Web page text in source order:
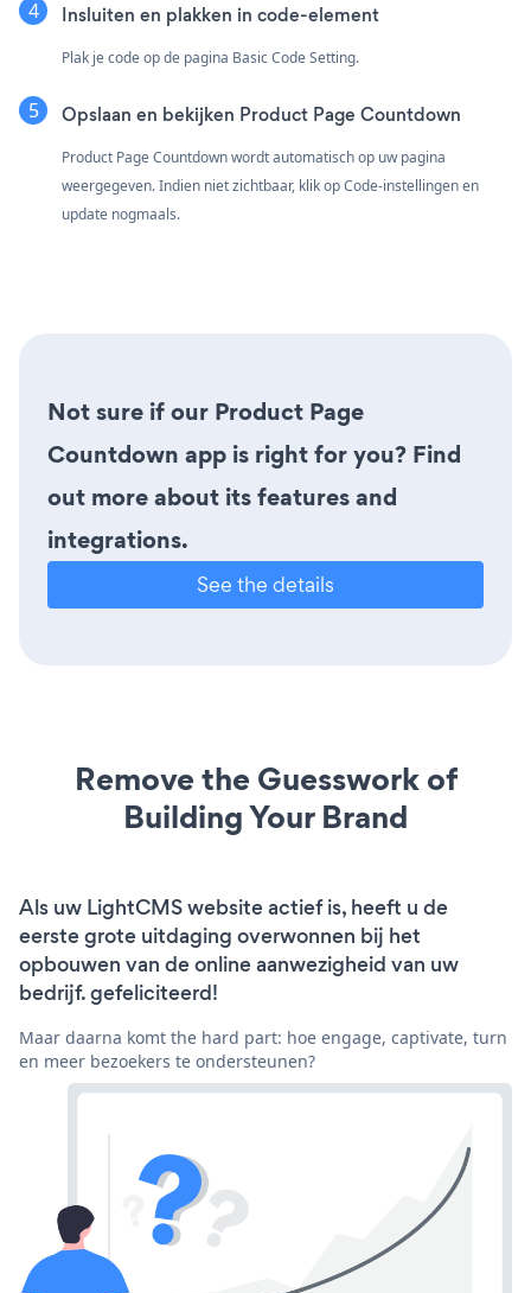
Insluiten en plakken in code-element
Plak je code op de pagina Basic Code Setting.
Opslaan en bekijken Product Page Countdown
Product Page Countdown wordt automatisch op uw pagina
weergegeven. Indien niet zichtbaar, klik op Code-instellingen en
update nogmaals.
Not sure if our Product Page
Countdown app is right for you? Find
out more about its features and
integrations.
See the details
Remove the Guesswork of
Building Your Brand
Als uw LightCMS website actief is, heeft u de
eerste grote uitdaging overwonnen bij het
opbouwen van de online aanwezigheid van uw
bedrijf. gefeliciteerd!
Maar daarna komt the hard part: hoe engage, captivate, turn
en meer bezoekers te ondersteunen?